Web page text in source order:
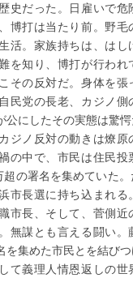
史だった。日雇いで危
博打は当たり前。野毛
活。家族持ちは、はし
を知り、博打が行われ
その反対だ。身体を張
民党の長老、カジノ側
にしたその実態は驚愕
ジノ反対の動きは燎原
の中で、市民は住民投
の署名を集めていた
市長選に持ち込まれる
市長、そして、菅側近
無謀とも言える闘い。
を集めた市民とを結びつ
て義理人情恩返しの世